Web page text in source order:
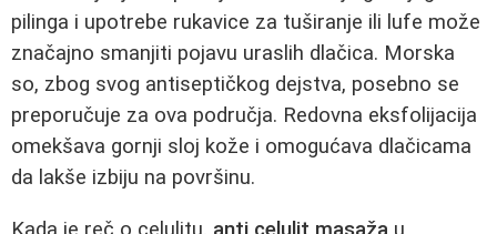
pilinga i upotrebe rukavice za tuširanje ili lufe može
značajno smanjiti pojavu uraslih dlačica. Morska
so, zbog svog antiseptičkog dejstva, posebno se
preporučuje za ova područja. Redovna eksfolijacija
omekšava gornji sloj kože i omogućava dlačicama
da lakše izbiju na površinu.
Kada je reč o celulitu, anti celulit masaža u